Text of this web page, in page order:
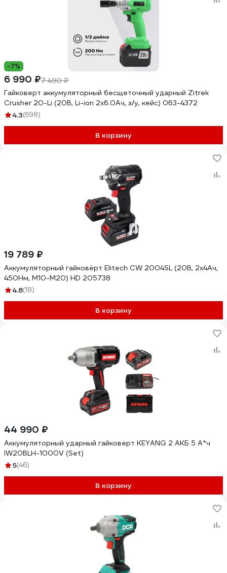
-7%
6 990 ₽7 490 ₽
Гайковерт аккумуляторный бесщеточный ударный Zitrek
Crusher 20-Li (20В, Li-ion 2x6.0Ач, з/у, кейс) 063-4372
4.3(698)
В корзину
19 789 ₽
Аккумуляторный гайковёрт Elitech CW 2004SL (20В, 2х4Ач,
450Нм, М10-М20) HD 205738
4.8(18)
В корзину
44 990 ₽
Аккумуляторный ударный гайковерт KEYANG 2 АКБ 5 А*ч
IW20BLH-1000V (Set)
5(46)
В корзину